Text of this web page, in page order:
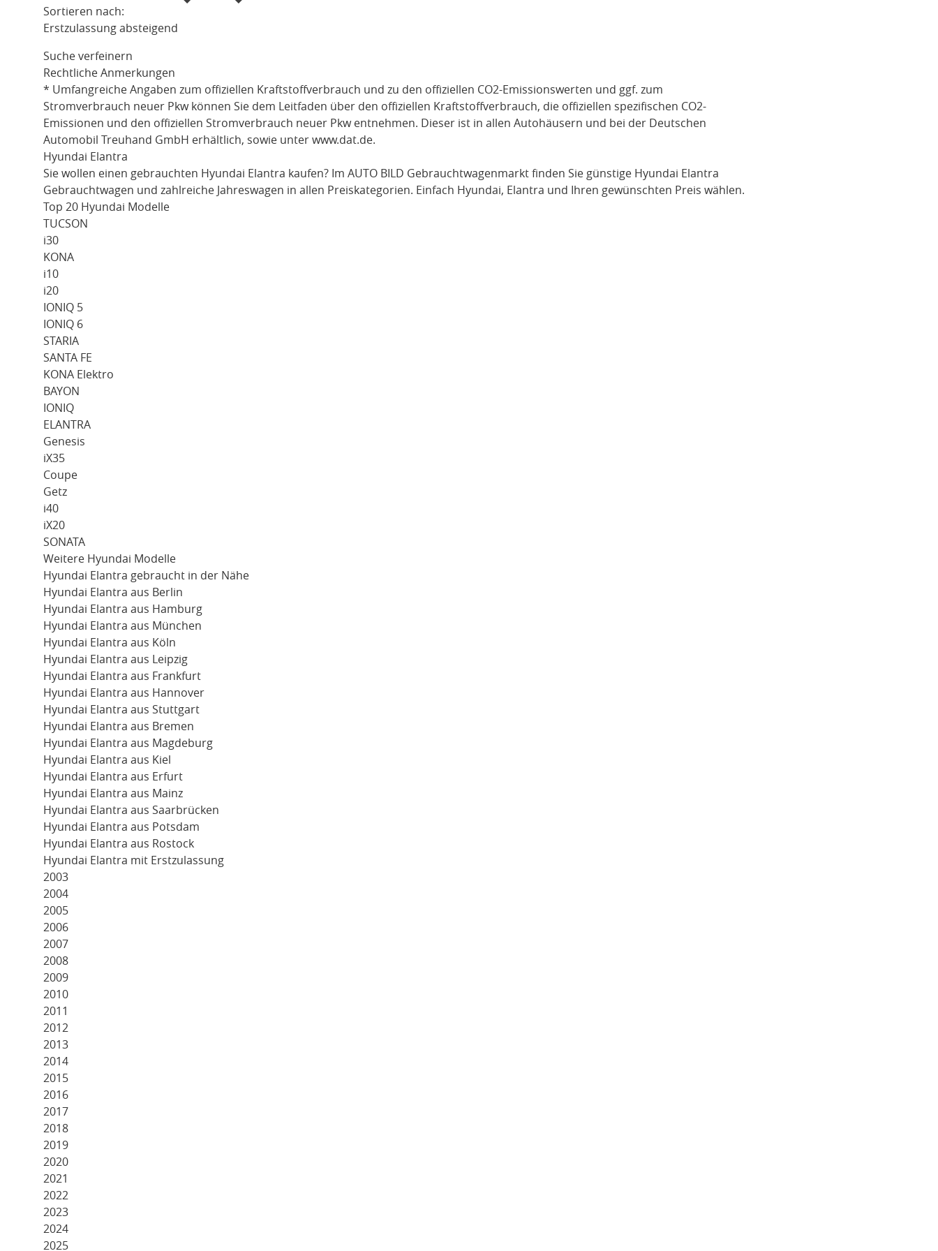
Sortieren nach:
Erstzulassung absteigend
Suche verfeinern
Rechtliche Anmerkungen
* Umfangreiche Angaben zum offiziellen Kraftstoffverbrauch und zu den offiziellen CO2-Emissionswerten und ggf. zum
Stromverbrauch neuer Pkw können Sie dem Leitfaden über den offiziellen Kraftstoffverbrauch, die offiziellen spezifischen CO2-
Emissionen und den offiziellen Stromverbrauch neuer Pkw entnehmen. Dieser ist in allen Autohäusern und bei der Deutschen
Automobil Treuhand GmbH erhältlich, sowie unter www.dat.de.
Hyundai Elantra
Sie wollen einen gebrauchten Hyundai Elantra kaufen? Im AUTO BILD Gebrauchtwagenmarkt finden Sie günstige Hyundai Elantra
Gebrauchtwagen und zahlreiche Jahreswagen in allen Preiskategorien. Einfach Hyundai, Elantra und Ihren gewünschten Preis wählen.
Top 20 Hyundai Modelle
TUCSON
i30
KONA
i10
i20
IONIQ 5
IONIQ 6
STARIA
SANTA FE
KONA Elektro
BAYON
IONIQ
ELANTRA
Genesis
iX35
Coupe
Getz
i40
iX20
SONATA
Weitere Hyundai Modelle
Hyundai Elantra gebraucht in der Nähe
Hyundai Elantra aus Berlin
Hyundai Elantra aus Hamburg
Hyundai Elantra aus München
Hyundai Elantra aus Köln
Hyundai Elantra aus Leipzig
Hyundai Elantra aus Frankfurt
Hyundai Elantra aus Hannover
Hyundai Elantra aus Stuttgart
Hyundai Elantra aus Bremen
Hyundai Elantra aus Magdeburg
Hyundai Elantra aus Kiel
Hyundai Elantra aus Erfurt
Hyundai Elantra aus Mainz
Hyundai Elantra aus Saarbrücken
Hyundai Elantra aus Potsdam
Hyundai Elantra aus Rostock
Hyundai Elantra mit Erstzulassung
2003
2004
2005
2006
2007
2008
2009
2010
2011
2012
2013
2014
2015
2016
2017
2018
2019
2020
2021
2022
2023
2024
2025